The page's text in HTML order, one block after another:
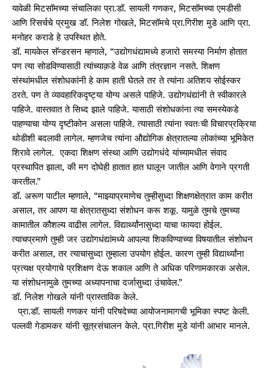
यावेळी मिटसॉमच्या संचालिका प्रा.डॉ. सायली गणकर, मिटसॉमच्या एमडीसी
आणि रिसर्चचे प्रमुख डॉ. निलेश गोखले, मिटसॉमचे प्रा.गिरीश मुडे आणि प्रा.
मनोहर कराडे हे उपस्थित होते.
डॉ. मायकेल सॅन्डरसन म्हणाले, “उद्योगधंद्यामध्ये हजारो समस्या निर्माण होतात
पण त्या सोडविण्यासाठी त्यांच्याक़डे वेळ आणि तंत्रज्ञान नसते. शिक्षण
संस्थांमधील संशोधकांनी हे काम हाती घेतले तर ते त्यांना अतिशय सोईस्कर
ठरते. पण ते व्यावहारिकदृष्ट्या योग्य असले पाहिजे. उद्योगधंद्यांनी ते स्वीकारले
पाहिजे. वास्तवात ते सिध्द झाले पाहिजे. यासाठी संशोधकांना त्या समस्येकडे
पाहण्याचा योग्य दृष्टीकोन असला पाहिजे. त्यासाठी त्यांना स्वतःची विचारप्रक्रिया
थोडीशी बदलावी लागेल. म्हणजेच त्यांना औद्योगिक क्षेत्रातल्या लोकांच्या भूमिकेत
शिरावे लागेल. एकदा शिक्षण संस्था आणि उद्योगधंदे यांच्यामधील संवाद
प्रस्थापित झाला, की मग दोघेही हातात हात घालून जातील आणि वेगाने प्रगती
करतील.”
डॉ. अरूण पाटील म्हणाले, “माझ्याप्रमाणेच तुम्हीसुध्दा शिक्षणक्षेत्रात काम करीत
असाल, तर आपण या क्षेत्रातसुध्दा संशोधन करू शकू. यामुळे तुमचे तुमच्या
कामातील कौशल्य वाढीस लागेल. विद्यार्थ्यांनासुध्दा याचा फायदा होईल.
त्याचप्रमाणे तुम्ही जर उद्योगधंद्यांमध्ये आपल्या शिकविण्याच्या विषयातील संशोधन
करीत असाल, तर त्याचासुध्दा तुम्हाला उपयोग होईल. कारण तुम्ही विद्यार्थ्यांना
प्रत्यक्ष प्रयोगाचे प्रशिक्षण देऊ शकाल आणि ते अधिक परिणामकारक असेल.
या संशोधनामुळे तुमच्या अध्यापनाचा दर्जासुध्दा उंचावेल.”
डॉ. निलेश गोखले यांनी प्रास्ताविक केले.
प्रा.डॉ. सायली गणकर यांनी परिषदेच्या आयोजनामागची भूमिका स्पष्ट केली.
पल्लवी गेडामकर यांंनी सूत्रसंचालन केले. प्रा.गिरीश मुडे यांनी आभार मानले.